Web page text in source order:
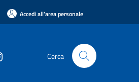
Accedi all'area personale
Cerca